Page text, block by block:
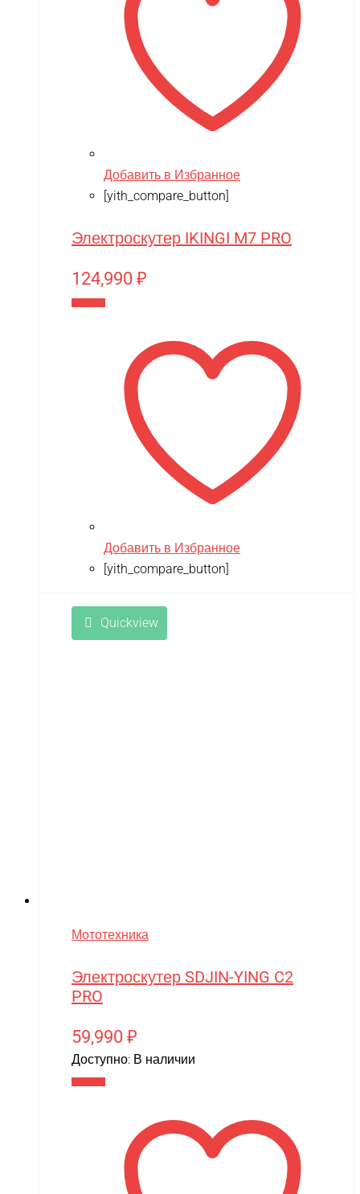
Добавить в Избранное
[yith_compare_button]
Электроскутер IKINGI M7 PRO
124,990 ₽
Добавить в Избранное
[yith_compare_button]
Quickview
Мототехника
Электроскутер SDJIN-YING C2
PRO
59,990 ₽
Доступно: В наличии